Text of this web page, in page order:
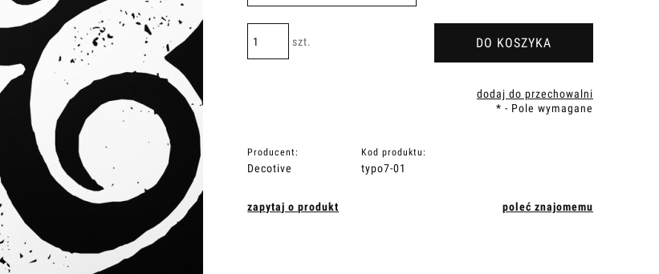
szt. DO KOSZYKA
dodaj do przechowalni
* - Pole wymagane
Producent:
Decotive
Kod produktu:
typo7-01
zapytaj o produkt poleć znajomemu